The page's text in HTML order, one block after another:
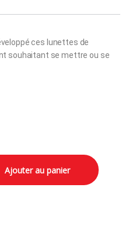
ces lunettes de
souhaitant se mettre ou se
VERRES CLAIRS - TAILLE
Ajouter au panier